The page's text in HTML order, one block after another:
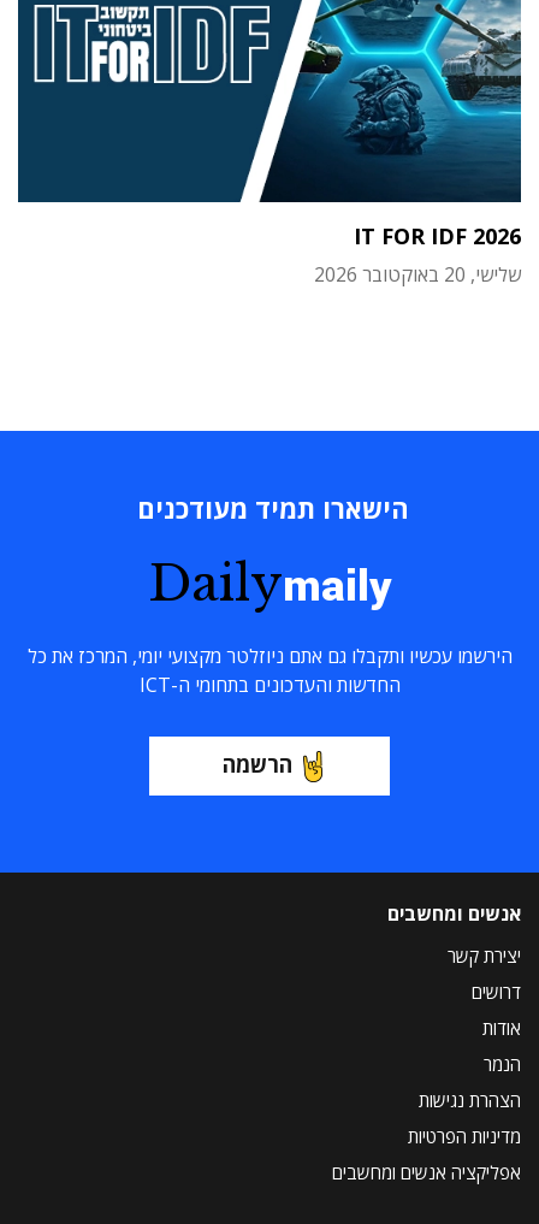
IT FOR IDF 2026
שלישי, 20 באוקטובר 2026
הישארו תמיד מעודכנים
Dailymaily
הירשמו עכשיו ותקבלו גם אתם ניוזלטר מקצועי יומי, המרכז את כל
החדשות והעדכונים בתחומי ה-ICT
הרשמה
אנשים ומחשבים
יצירת קשר
דרושים
אודות
הנמר
הצהרת נגישות
מדיניות הפרטיות
אפליקציה אנשים ומחשבים